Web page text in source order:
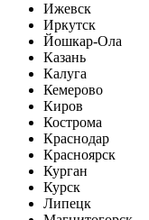
Ижевск
Иркутск
Йошкар-Ола
Казань
Калуга
Кемерово
Киров
Кострома
Краснодар
Красноярск
Курган
Курск
Липецк